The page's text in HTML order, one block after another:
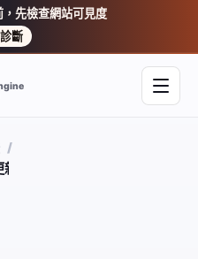
先檢查網站可見度
斷
開啟
，「動機」與「原創」成排名新